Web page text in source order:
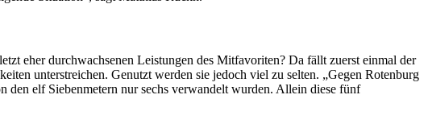
eher durchwachsenen Leistungen des Mitfavoriten? Da fällt zuerst einmal der
unterstreichen. Genutzt werden sie jedoch viel zu selten. „Gegen Rotenburg
elf Siebenmetern nur sechs verwandelt wurden. Allein diese fünf